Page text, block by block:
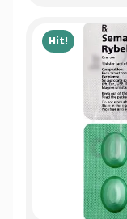
Hit!